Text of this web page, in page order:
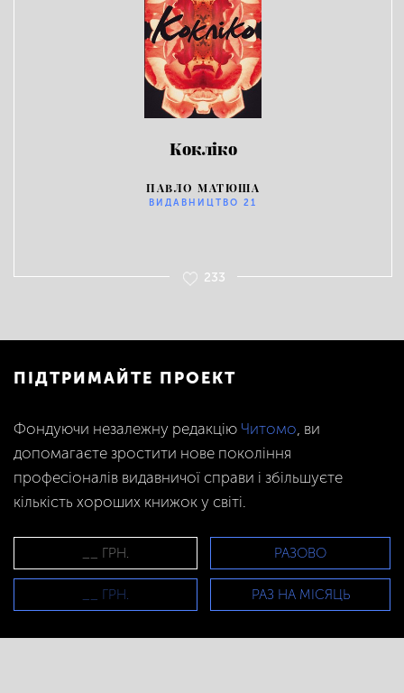
Кокліко
ПАВЛО МАТЮША
ВИДАВНИЦТВО 21
233
ПІДТРИМАЙТЕ ПРОЕКТ
Фондуючи незалежну редакцію Читомо, ви
допомагаєте зростити нове покоління
професіоналів видавничої справи і збільшуєте
кількість хороших книжок у світі.
РАЗОВО
РАЗ НА МІСЯЦЬ